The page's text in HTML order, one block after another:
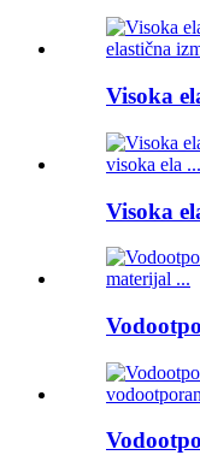
Visoka
Visoka